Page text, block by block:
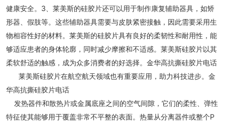
健康安全。3、莱美斯的硅胶片还可以用于制作康复辅助器具，如矫
形器、假肢等。这些辅助器具需要与皮肤紧密接触，因此需要采用生
物相容性好的材料。莱美斯的硅胶片具有良好的柔韧性和耐用性，能
够适应患者的身体轮廓，同时减少摩擦和不适感。莱美斯硅胶片以其
柔软舒适的触感，成为众多消费者的好选择。金华高抗撕硅胶片电话
莱美斯硅胶片在航空航天领域也有重要应用，助力科技进步。金
华高抗撕硅胶片电话
发热器件和散热片或金属底座之间的空气间隙，它们的柔性、弹性
特征使其能够用于覆盖非常不平整的表面。热量从分离器件或整个P